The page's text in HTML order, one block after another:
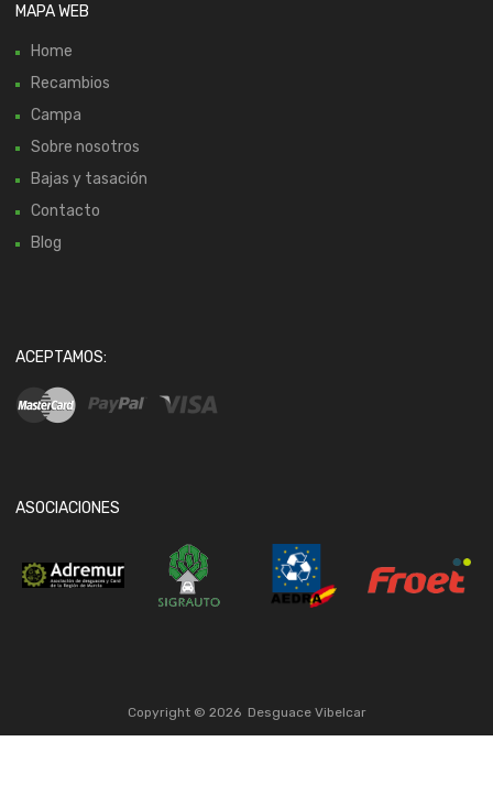
MAPA WEB
Home
Recambios
Campa
Sobre nosotros
Bajas y tasación
Contacto
Blog
ACEPTAMOS:
ASOCIACIONES
Copyright © 2026 Desguace Vibelcar